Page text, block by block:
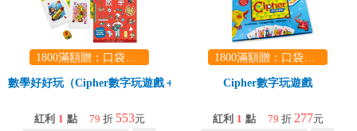
1800滿額贈：口袋玩具一份（隨機出貨） (summer read)
數學好好玩（Cipher數字玩遊戲＋STEM動腦大挑戰：神奇的數學）
紅利 1 點 79 折 553元
1800滿額贈：口袋玩具一份（隨機出貨） (summer read)
Cipher數字玩遊戲
紅利 1 點 79 折 277元